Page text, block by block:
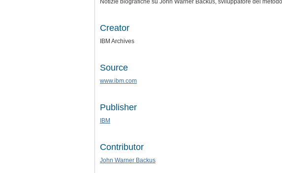
Notizie biografiche su John Warner Backus, sviluppatore del
Creator
IBM Archives
Source
www.ibm.com
Publisher
IBM
Contributor
John Warner Backus